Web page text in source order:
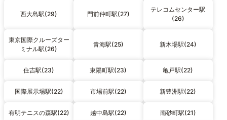
西大島駅(29) 門前仲町駅(27)
テレコムセンター駅
(26)
東京国際クルーズター
ミナル駅(26)
青海駅(25) 新木場駅(24)
住吉駅(23) 東陽町駅(23) 亀戸駅(22)
国際展示場駅(22) 市場前駅(22) 新豊洲駅(22)
有明テニスの森駅(22) 越中島駅(22) 南砂町駅(21)